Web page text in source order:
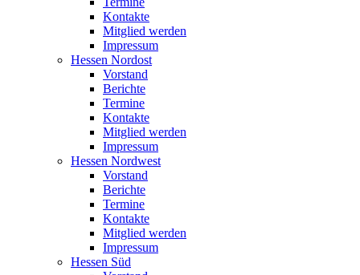
Kontakte
Mitglied werden
Impressum
Hessen Nordost
Vorstand
Berichte
Termine
Kontakte
Mitglied werden
Impressum
Hessen Nordwest
Vorstand
Berichte
Termine
Kontakte
Mitglied werden
Impressum
Hessen Süd